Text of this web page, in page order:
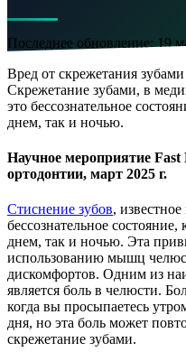
Последнее обновление: 19
Вред от скрежетания
Скрежетание зубами, в
это бессознательное
днем, так и ночью.
Научное мероприятие
ортодонтии, март 2025 г.
Стиснение зубов,
бессознательное
днем, так и ночью. Эта
использованию мышц
дискомфортов. Одним из
является боль в челюсти.
когда вы просыпаетесь
дня, но эта боль может
скрежетание зубами.